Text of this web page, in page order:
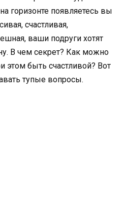
горизонте появляетесь вы
счастливая,
ваши подруги хотят
В чем секрет? Как можно
этом быть счастливой? Вот
тупые вопросы.